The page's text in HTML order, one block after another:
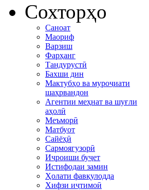
Сохторҳо
Саноат
Маориф
Варзиш
Фарҳанг
Тандурустӣ
Бахши дин
Мактубҳо ва муроҷиати
шаҳрвандон
Агентии меҳнат ва шуғли
аҳолӣ
Меъморӣ
Матбуот
Сайёҳӣ
Сармоягузорӣ
Иҷроиши буҷет
Истифодаи замин
Ҳолати фавқулодда
Хифзи иҷтимоӣ